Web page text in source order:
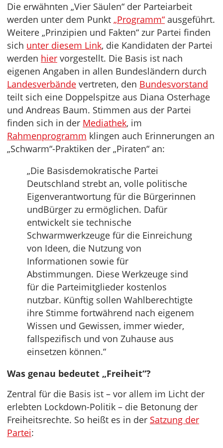
Die erwähnten „Vier Säulen“ der Parteiarbeit
werden unter dem Punkt „Programm“ ausgeführt.
Weitere „Prinzipien und Fakten“ zur Partei finden
sich unter diesem Link, die Kandidaten der Partei
werden hier vorgestellt. Die Basis ist nach
eigenen Angaben in allen Bundesländern durch
Landesverbände vertreten, den Bundesvorstand
teilt sich eine Doppelspitze aus Diana Osterhage
und Andreas Baum. Stimmen aus der Partei
finden sich in der Mediathek, im
Rahmenprogramm klingen auch Erinnerungen an
„Schwarm“-Praktiken der „Piraten“ an:
„Die Basisdemokratische Partei
Deutschland strebt an, volle politische
Eigenverantwortung für die Bürgerinnen
undBürger zu ermöglichen. Dafür
entwickelt sie technische
Schwarmwerkzeuge für die Einreichung
von Ideen, die Nutzung von
Informationen sowie für
Abstimmungen. Diese Werkzeuge sind
für die Parteimitglieder kostenlos
nutzbar. Künftig sollen Wahlberechtigte
ihre Stimme fortwährend nach eigenem
Wissen und Gewissen, immer wieder,
fallspezifisch und von Zuhause aus
einsetzen können.“
Was genau bedeutet „Freiheit“?
Zentral für die Basis ist – vor allem im Licht der
erlebten Lockdown-Politik – die Betonung der
Freiheitsrechte. So heißt es in der Satzung der
Partei: